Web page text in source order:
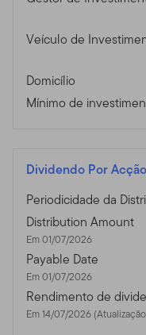
Veículo de
Domicílio
Mínimo de
Dividendo Por
Periodicidade da
Distribution Amount
Em 01/07/2026
Payable Date
Em 01/07/2026
Rendimento de
Em 14/07/2026